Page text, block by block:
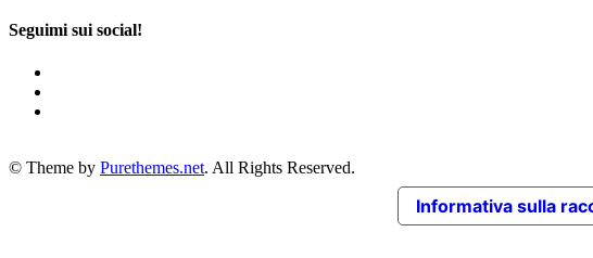
Seguimi sui social!
© Theme by Purethemes.net. All Rights Reserved.
Informativa sulla